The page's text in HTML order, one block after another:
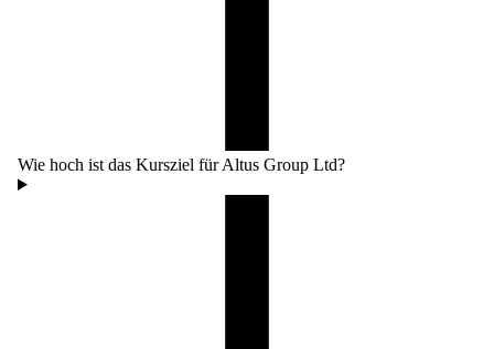
Wie hoch ist das Kursziel für Altus Group Ltd?